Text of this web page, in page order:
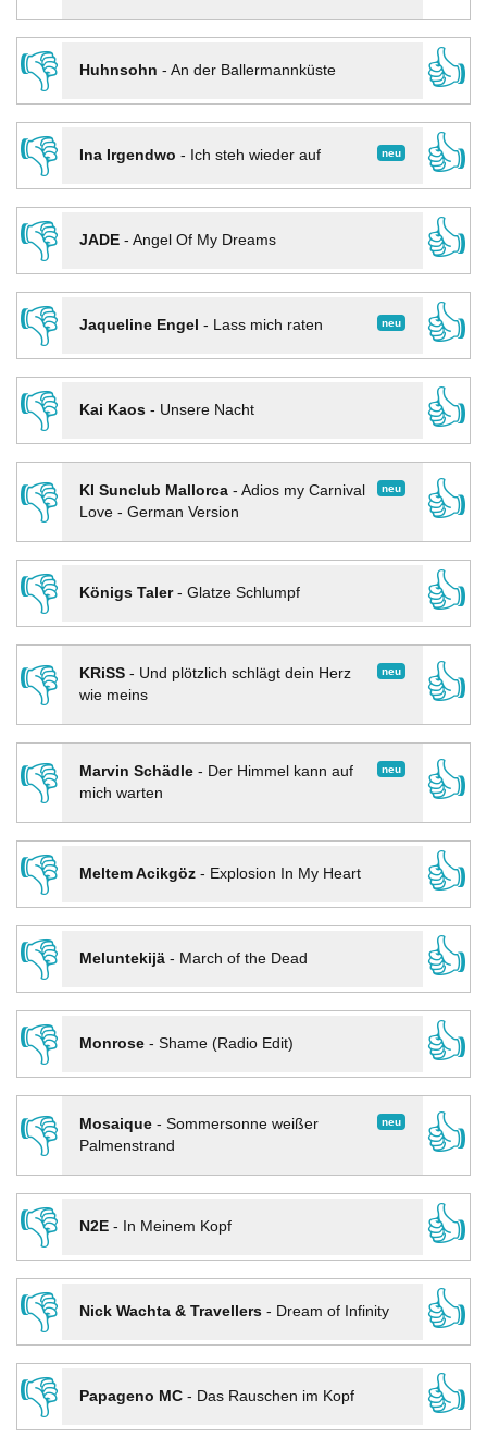
👎
Huhnsohn - An der Ballermannküste
👍
👎
neu
Ina Irgendwo - Ich steh wieder auf
👍
👎
JADE- Angel Of My Dreams
👍
👎
neu
Jaqueline Engel - Lass mich raten
👍
👎
Kai Kaos- Unsere Nacht
👍
👎
neu
KI Sunclub Mallorca- Adios my Carnival
Love - German Version
👍
👎
Königs Taler- Glatze Schlumpf
👍
👎
neu
KRiSS- Und plötzlich schlägt dein Herz
wie meins
👍
👎 neu
Marvin Schädle- Der Himmel kann auf
mich warten
👍
👎
Meltem Acikgöz- Explosion In My Heart
👍
👎
Meluntekijä- March of the Dead
👍
👎
Monrose- Shame (Radio Edit)
👍
👎
neu
Mosaique- Sommersonne weißer
Palmenstrand
👍
👎
N2E- In Meinem Kopf
👍
👎
Nick Wachta & Travellers- Dream of Infinity
👍
👎
Papageno MC- Das Rauschen im Kopf
👍